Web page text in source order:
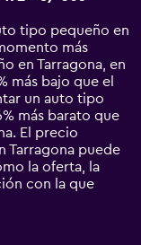
tipo pequeño en
más
en Tarragona, en
más bajo que el
un auto tipo
más barato que
El precio
Tarragona puede
la oferta, la
con la que